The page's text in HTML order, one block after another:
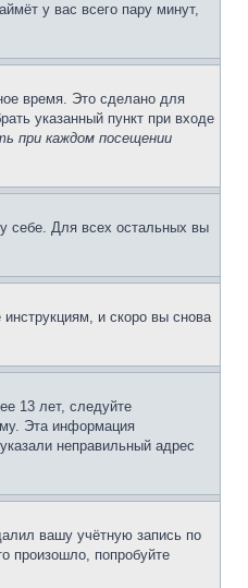
у вас всего пару минут,
время. Это сделано для
указанный пункт при входе
при каждом посещении
себе. Для всех остальных вы
и скоро вы снова
13 лет, следуйте
Эта информация
неправильный адрес
вашу учётную запись по
произошло, попробуйте